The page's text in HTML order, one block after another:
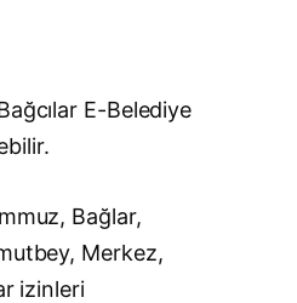
E-Belediye
Bağlar,
Merkez,
izinleri